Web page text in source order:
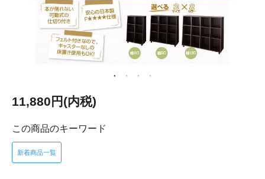
11,880円(内税)
この商品のキーワード
新着商品一覧